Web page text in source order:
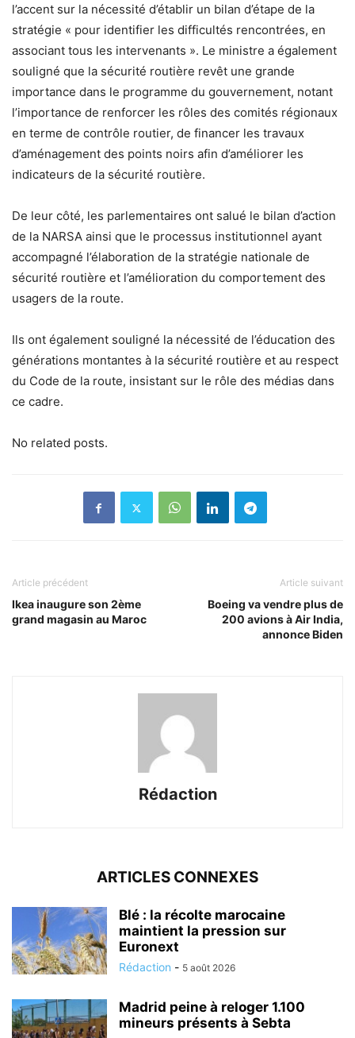
l’accent sur la nécessité d’établir un bilan d’étape de la
stratégie « pour identifier les difficultés rencontrées, en
associant tous les intervenants ». Le ministre a également
souligné que la sécurité routière revêt une grande
importance dans le programme du gouvernement, notant
l’importance de renforcer les rôles des comités régionaux
en terme de contrôle routier, de financer les travaux
d’aménagement des points noirs afin d’améliorer les
indicateurs de la sécurité routière.
De leur côté, les parlementaires ont salué le bilan d’action
de la NARSA ainsi que le processus institutionnel ayant
accompagné l’élaboration de la stratégie nationale de
sécurité routière et l’amélioration du comportement des
usagers de la route.
Ils ont également souligné la nécessité de l’éducation des
générations montantes à la sécurité routière et au respect
du Code de la route, insistant sur le rôle des médias dans
ce cadre.
No related posts.
Article précédent
Ikea inaugure son 2ème
grand magasin au Maroc
Article suivant
Boeing va vendre plus de
200 avions à Air India,
annonce Biden
Rédaction
ARTICLES CONNEXES
Blé : la récolte marocaine
maintient la pression sur
Euronext
Rédaction - 5 août 2026
Madrid peine à reloger 1.100
mineurs présents à Sebta